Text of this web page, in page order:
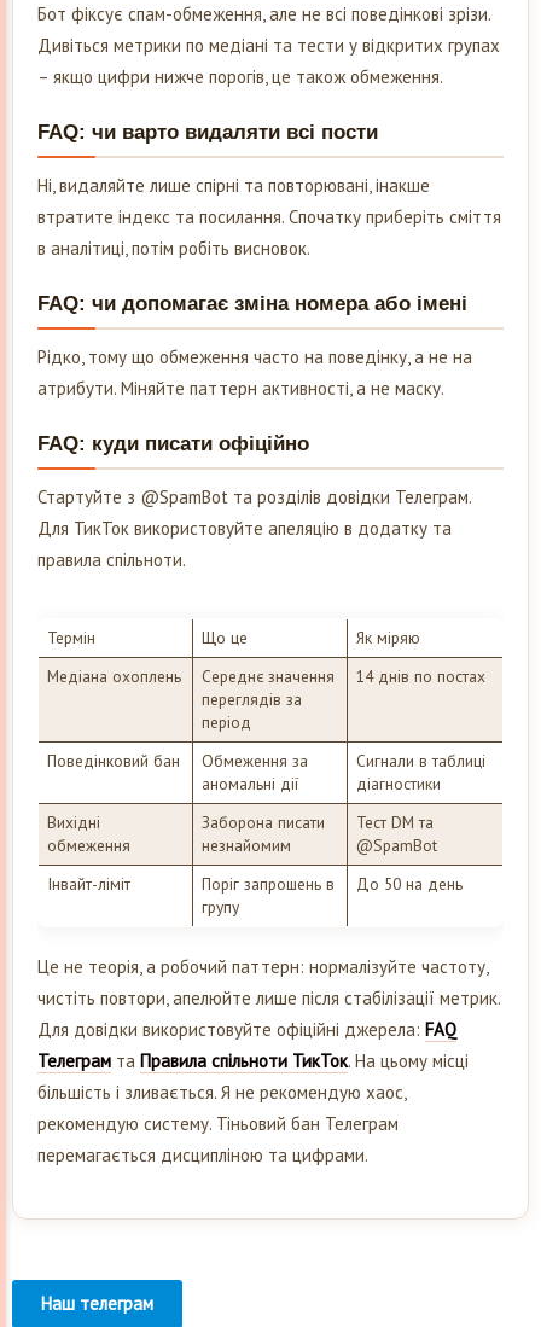
Бот фіксує спам-обмеження, але не всі поведінкові зрізи.
Дивіться метрики по медіані та тести у відкритих групах
– якщо цифри нижче порогів, це також обмеження.
FAQ: чи варто видаляти всі пости
Ні, видаляйте лише спірні та повторювані, інакше
втратите індекс та посилання. Спочатку приберіть сміття
в аналітиці, потім робіть висновок.
FAQ: чи допомагає зміна номера або імені
Рідко, тому що обмеження часто на поведінку, а не на
атрибути. Міняйте паттерн активності, а не маску.
FAQ: куди писати офіційно
Стартуйте з @SpamBot та розділів довідки Телеграм.
Для ТикТок використовуйте апеляцію в додатку та
правила спільноти.
Термін Що це
Як міряю
Медіана охоплень
Середнє значення
переглядів за
період
14 днів по постах
Поведінковий бан
Обмеження за
аномальні дії
Сигнали в таблиці
діагностики
Вихідні
обмеження
Заборона писати
незнайомим
Тест DM та
@SpamBot
Інвайт-ліміт
Поріг запрошень в
групу
До 50 на день
Це не теорія, а робочий паттерн: нормалізуйте частоту,
чистіть повтори, апелюйте лише після стабілізації метрик.
Для довідки використовуйте офіційні джерела: FAQ
Телеграм та Правила спільноти ТикТок. На цьому місці
більшість і зливається. Я не рекомендую хаос,
рекомендую систему. Тіньовий бан Телеграм
перемагається дисципліною та цифрами.
Наш телеграм